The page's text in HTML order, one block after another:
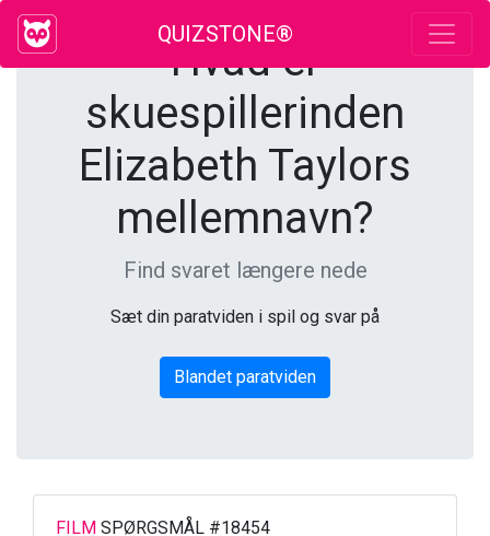
QUIZSTONE®
Hvad er
skuespillerinden
Elizabeth Taylors
mellemnavn?
Find svaret længere nede
Sæt din paratviden i spil og svar på
Blandet paratviden
FILM SPØRGSMÅL #18454